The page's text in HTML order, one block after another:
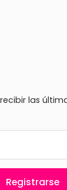
las
Registrarse